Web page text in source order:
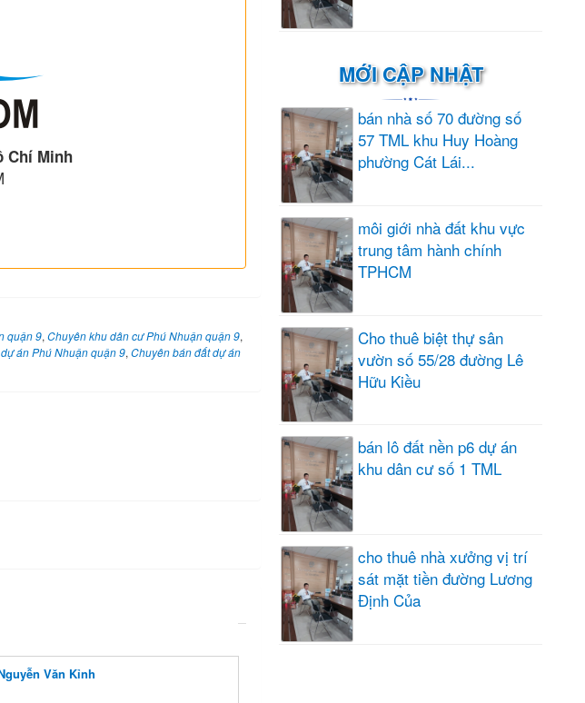
Chí Minh
quận 9, Chuyên khu dân cư Phú Nhuận quận 9,
án Phú Nhuận quận 9, Chuyên bán đất dự án
Văn Kỉnh
MỚI CẬP NHẬT
bán nhà số 70 đường số
57 TML khu Huy Hoàng
phường Cát Lái...
môi giới nhà đất khu vực
trung tâm hành chính
TPHCM
Cho thuê biệt thự sân
vườn số 55/28 đường Lê
Hữu Kiều
bán lô đất nền p6 dự án
khu dân cư số 1 TML
cho thuê nhà xưởng vị trí
sát mặt tiền đường Lương
Định Của